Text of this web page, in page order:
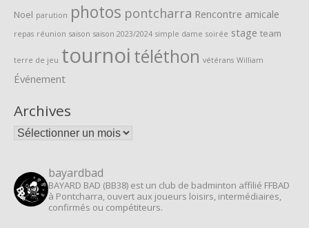
Noel parution photos pontcharra Rencontre amicale
repas réunion saison saison 2023/2024 simple dame soirée stage team
terre de jeu tournoi téléthon vétérans William
Événement
Archives
Archives
bayardbad
BAYARD BAD (BB38) est un club de badminton affilié FFBAD
à Pontcharra, ouvert aux joueurs loisirs, intermédiaires,
confirmés ou compétiteurs.